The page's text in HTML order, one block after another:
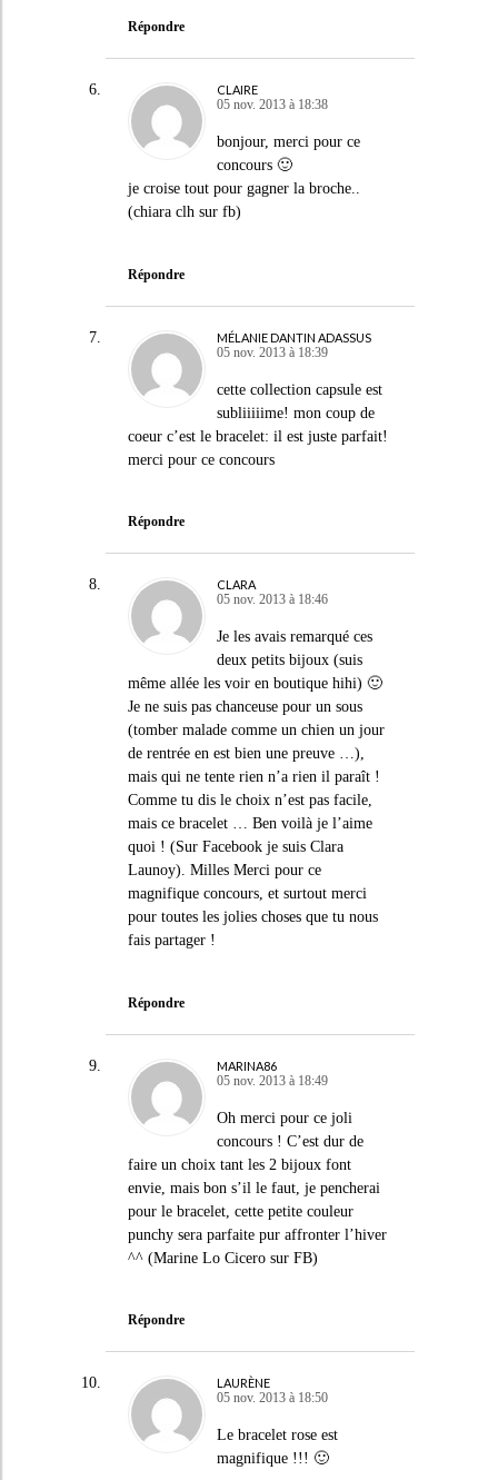
Répondre
CLAIRE
05 nov. 2013 à 18:38
bonjour, merci pour ce
concours 🙂
je croise tout pour gagner la broche..
(chiara clh sur fb)
Répondre
MÉLANIE DANTIN ADASSUS
05 nov. 2013 à 18:39
cette collection capsule est
subliiiiime! mon coup de
coeur c’est le bracelet: il est juste parfait!
merci pour ce concours
Répondre
CLARA
05 nov. 2013 à 18:46
Je les avais remarqué ces
deux petits bijoux (suis
même allée les voir en boutique hihi) 🙂
Je ne suis pas chanceuse pour un sous
(tomber malade comme un chien un jour
de rentrée en est bien une preuve …),
mais qui ne tente rien n’a rien il paraît !
Comme tu dis le choix n’est pas facile,
mais ce bracelet … Ben voilà je l’aime
quoi ! (Sur Facebook je suis Clara
Launoy). Milles Merci pour ce
magnifique concours, et surtout merci
pour toutes les jolies choses que tu nous
fais partager !
Répondre
MARINA86
05 nov. 2013 à 18:49
Oh merci pour ce joli
concours ! C’est dur de
faire un choix tant les 2 bijoux font
envie, mais bon s’il le faut, je pencherai
pour le bracelet, cette petite couleur
punchy sera parfaite pur affronter l’hiver
^^ (Marine Lo Cicero sur FB)
Répondre
LAURÈNE
05 nov. 2013 à 18:50
Le bracelet rose est
magnifique !!! 🙂